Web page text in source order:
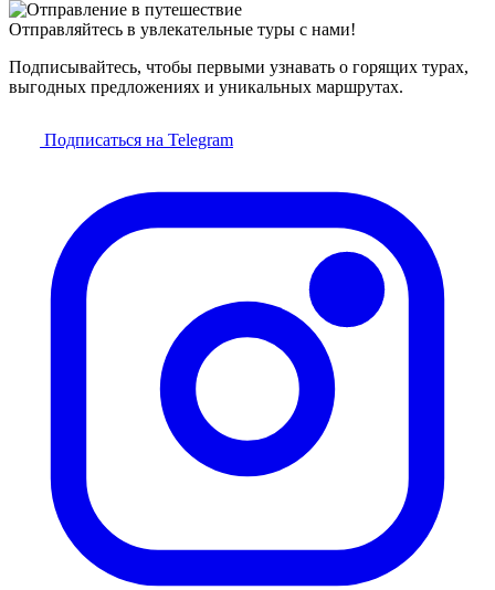
Отправляйтесь в увлекательные туры с нами!
Подписывайтесь, чтобы первыми узнавать о горящих турах,
выгодных предложениях и уникальных маршрутах.
Подписаться на Telegram